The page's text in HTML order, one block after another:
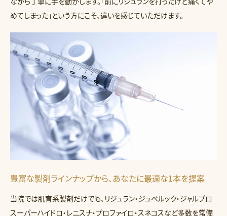
めてしまった」という方にこそ、違いを感じていただけます。
豊富な製剤ラインナップから、あなたに最適な1本を提案
当院では肌育系製剤だけでも、リジュラン・ジュベルック・ジャルプロ
スーパーハイドロ・レニスナ・プロファイロ・スネコスなど多数を常備